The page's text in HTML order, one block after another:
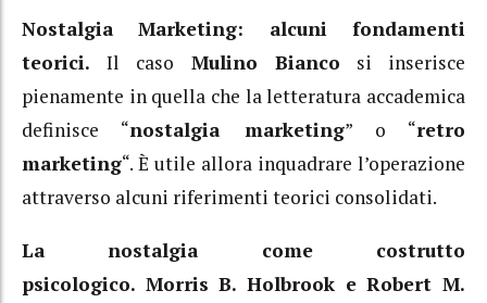
Nostalgia Marketing: alcuni fondamenti
teorici.Il caso Mulino Bianco si inserisce
pienamente in quella che la letteratura accademica
definisce “nostalgia marketing” o “retro
marketing“. È utile allora inquadrare l’operazione
attraverso alcuni riferimenti teorici consolidati.
La nostalgia come costrutto
psicologico. Morris B. Holbrook e Robert M.